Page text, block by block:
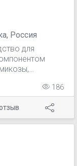
Россия
для
со вторичной
186